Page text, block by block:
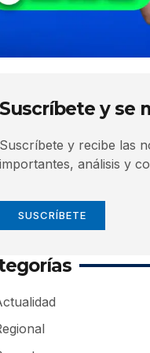
Suscríbete y se
Suscríbete y recibe las
importantes, análisis y
SUSCRÍBETE